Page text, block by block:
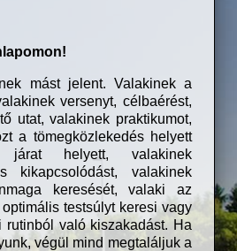
mást jelent. Valakinek a
versenyt, célbaérést,
utat, valakinek praktikumot,
a tömegközlekedés helyett
helyett, valakinek
kikapcsolódást, valakinek
keresését, valaki az
testsúlyt keresi vagy
rutinból való kiszakadást. Ha
végül mind megtaláljuk a